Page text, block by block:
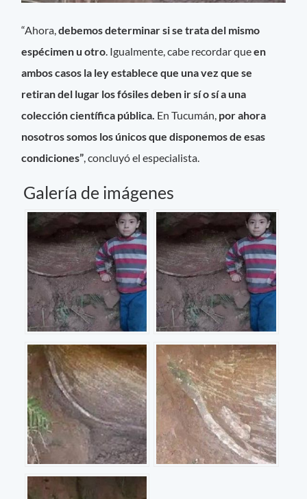
“Ahora,debemos determinar si se trata del mismo
espécimen u otro. Igualmente, cabe recordar queen
ambos casos la ley establece que una vez que se
retiran del lugar los fósiles deben ir sí o sí a una
colección científica pública. En Tucumán, por ahora
nosotros somos los únicos que disponemos de esas
condiciones”, concluyó el especialista.
Galería de imágenes